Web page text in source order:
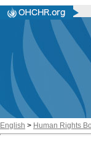
English > Human Rights